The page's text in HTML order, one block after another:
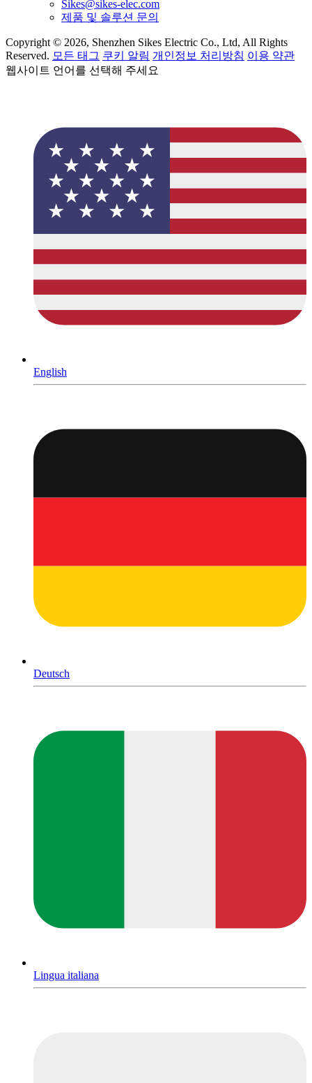
Sikes@sikes-elec.com
제품 및 솔루션 문의
Copyright © 2026, Shenzhen Sikes Electric Co., Ltd, All Rights
Reserved. 모든 태그 쿠키 알림 개인정보 처리방침 이용 약관
웹사이트 언어를 선택해 주세요
English
Deutsch
Lingua italiana